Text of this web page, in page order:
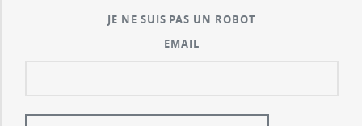
JE NE SUIS PAS UN ROBOT
EMAIL